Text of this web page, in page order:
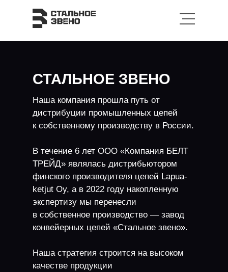
СТАЛЬНОЕ ЗВЕНО
Наша компания прошла путь от
дистрибуции промышленных цепей
к собственному производству в России.
В течение 6 лет ООО «Компания БЕЛТ
ТРЕЙД» являлась дистрибьютором
финского производителя цепей Lapua-
ketjut Oy, а в 2022 году накопленную
экспертизу мы перенесли
в собственное производство — завод
конвейерных цепей «Стальное звено».
Наша стратегия строится на высоком
качестве продукции